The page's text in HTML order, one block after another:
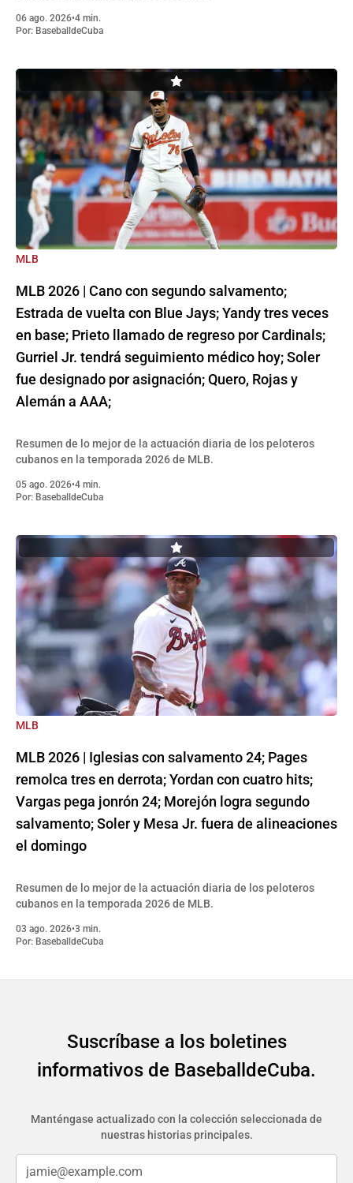
06 ago. 2026•4 min.
Por: BaseballdeCuba
MLB
MLB 2026 | Cano con segundo salvamento;
Estrada de vuelta con Blue Jays; Yandy tres veces
en base; Prieto llamado de regreso por Cardinals;
Gurriel Jr. tendrá seguimiento médico hoy; Soler
fue designado por asignación; Quero, Rojas y
Alemán a AAA;
Resumen de lo mejor de la actuación diaria de los peloteros
cubanos en la temporada 2026 de MLB.
05 ago. 2026•4 min.
Por: BaseballdeCuba
MLB
MLB 2026 | Iglesias con salvamento 24; Pages
remolca tres en derrota; Yordan con cuatro hits;
Vargas pega jonrón 24; Morejón logra segundo
salvamento; Soler y Mesa Jr. fuera de alineaciones
el domingo
Resumen de lo mejor de la actuación diaria de los peloteros
cubanos en la temporada 2026 de MLB.
03 ago. 2026•3 min.
Por: BaseballdeCuba
Suscríbase a los boletines
informativos de BaseballdeCuba.
Manténgase actualizado con la colección seleccionada de
nuestras historias principales.